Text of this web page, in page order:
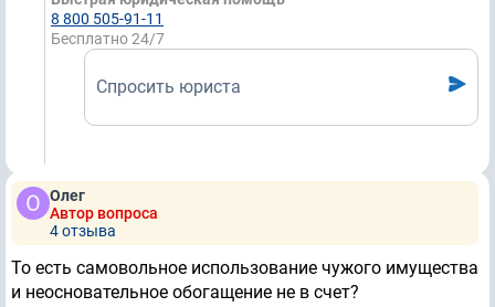
8 800 505-91-11
Бесплатно 24/7
Спросить юриста
Олег
Автор вопроса
4 отзывa
То есть самовольное использование чужого имущества
и неосновательное обогащение не в счет?